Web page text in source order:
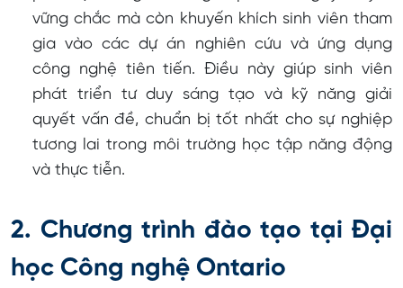
vững chắc mà còn khuyến khích sinh viên tham
gia vào các dự án nghiên cứu và ứng dụng
công nghệ tiên tiến. Điều này giúp sinh viên
phát triển tư duy sáng tạo và kỹ năng giải
quyết vấn đề, chuẩn bị tốt nhất cho sự nghiệp
tương lai trong môi trường học tập năng động
và thực tiễn.
2. Chương trình đào tạo tại Đại
học Công nghệ Ontario